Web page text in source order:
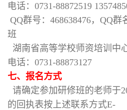
电话：0731-88872519
QQ群号：468638476，QQ
班
湖南省高等学校师资培训中
电话：0731-88873127
七、报名方式
请确定参加研修班的老师于
的回执表按上述联系方式E-